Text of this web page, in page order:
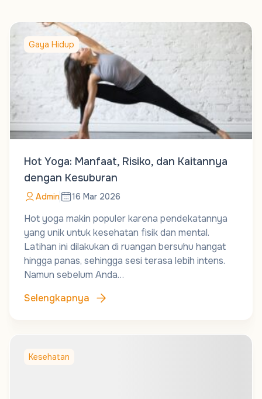
Gaya Hidup
Hot Yoga: Manfaat, Risiko, dan Kaitannya
dengan Kesuburan
Admin 16 Mar 2026
Hot yoga makin populer karena pendekatannya
yang unik untuk kesehatan fisik dan mental.
Latihan ini dilakukan di ruangan bersuhu hangat
hingga panas, sehingga sesi terasa lebih intens.
Namun sebelum Anda…
Selengkapnya
Kesehatan